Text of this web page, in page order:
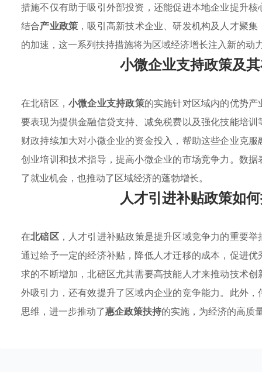
措施不仅有助于吸引外部投资，还能促进本地企业提升
结合产业政策 ，吸引高新技术企业、研发机构及人才聚
的加速，这一系列扶持措施将为区域经济增长注入新的动
小微企业支持政策及
在北碚区，小微企业支持政策的实施针对区域内的优势
要表现为提供金融信贷支持、减免税费以及强化技能培
财政持续加大对小微企业的资金投入，帮助这些企业克
创业培训和技术指导，提高小微企业的市场竞争力。数
了就业机会，也推动了区域经济的蓬勃增长。
人才引进补贴政策如
在北碚区，人才引进补贴政策是提升区域竞争力的重要
通过给予一定的经济补贴，降低人才迁移的成本，促进
求的不断增加，北碚区尤其需要高技能人才来推动技术
外吸引力，还有效提升了区域内企业的竞争能力。此外
思维，进一步推动了惠企政策扶持的实施，为经济的高质